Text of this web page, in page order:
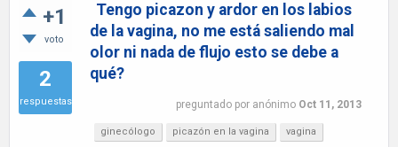
+1
voto
2
respuestas
Tengo picazon y ardor en los labios
de la vagina, no me está saliendo mal
olor ni nada de flujo esto se debe a
qué?
preguntado por anónimo Oct 11, 2013
ginecólogo picazón en la vagina vagina